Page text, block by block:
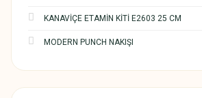
KANAVİÇE ETAMİN KİTİ E2603 25 CM
MODERN PUNCH NAKIŞI